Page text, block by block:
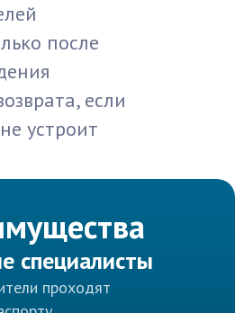
после
если
устроит
специалисты
проходят